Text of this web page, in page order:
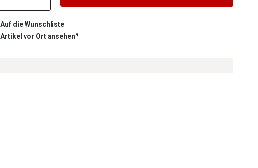
Auf die Wunschliste
Artikel vor Ort ansehen?